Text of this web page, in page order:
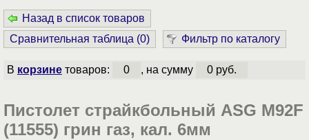
Назад в список товаров
Сравнительная таблица (0) Фильтр по каталогу
В корзинетоваров: 0 , на сумму 0 руб.
Пистолет страйкбольный ASG M92F
(11555) грин газ, кал. 6мм